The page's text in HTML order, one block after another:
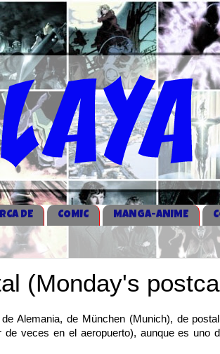
DE COMIC MANGA-ANIME
(Monday's
Alemania, de München (Munich), de
de veces en el aeropuerto), aunque es uno